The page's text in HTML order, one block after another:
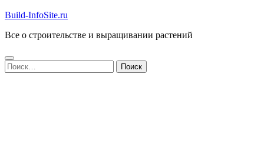
Build-InfoSite.ru
Все о строительстве и выращивании растений
Найти: